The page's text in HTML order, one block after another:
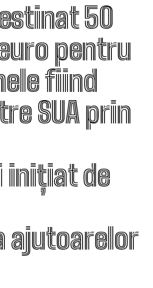
50
pentru
fiind
SUA prin
inițiat de
ajutoarelor